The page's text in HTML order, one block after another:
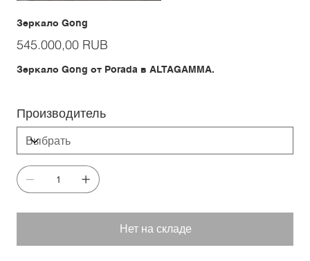
Зеркало Gong
Цена
545.000,00 RUB
Зеркало Gong от Porada в ALTAGAMMA.
Производитель
Нет на складе